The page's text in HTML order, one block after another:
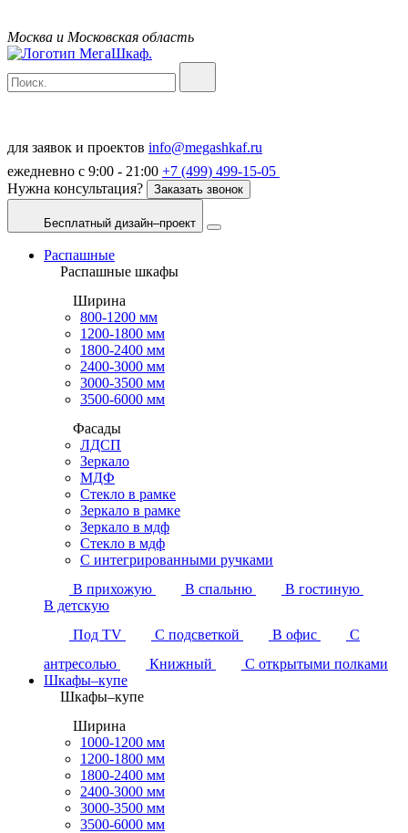
Москва и Московская область
для заявок и проектов info@megashkaf.ru
ежедневно с 9:00 - 21:00 +7 (499) 499-15-05
Нужна консультация?
Заказать звонок
Бесплатный дизайн–проект
Распашные
Распашные шкафы
Ширина
800-1200 мм
1200-1800 мм
1800-2400 мм
2400-3000 мм
3000-3500 мм
3500-6000 мм
Фасады
ЛДСП
Зеркало
МДФ
Стекло в рамке
Зеркало в рамке
Зеркало в мдф
Стекло в мдф
С интегрированными ручками
В прихожую
В спальню
В гостиную
В детскую
Под TV
С подсветкой В офис
С
антресолью
Книжный
С открытыми полками
Шкафы–купе
Шкафы–купе
Ширина
1000-1200 мм
1200-1800 мм
1800-2400 мм
2400-3000 мм
3000-3500 мм
3500-6000 мм